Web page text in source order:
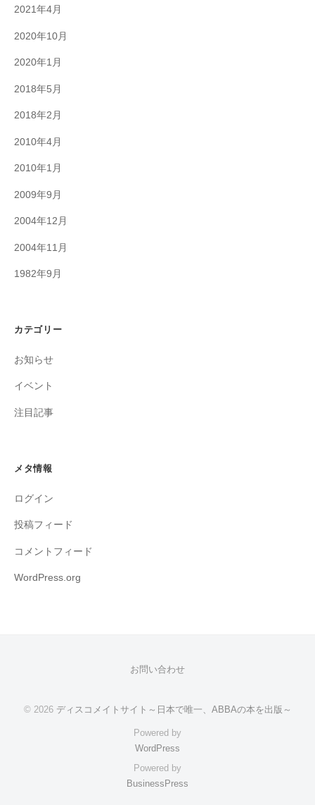
2021年4月
2020年10月
2020年1月
2018年5月
2018年2月
2010年4月
2010年1月
2009年9月
2004年12月
2004年11月
1982年9月
カテゴリー
お知らせ
イベント
注目記事
メタ情報
ログイン
投稿フィード
コメントフィード
WordPress.org
お問い合わせ
© 2026 ディスコメイトサイト～日本で唯一、ABBAの本を出版～
Powered by
WordPress
Powered by
BusinessPress